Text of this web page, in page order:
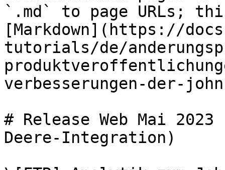
`.md` to page URLs;
[Markdown](https://
tutorials/de/
verbesserungen-der-
# Release Web Mai
Deere-Integration)